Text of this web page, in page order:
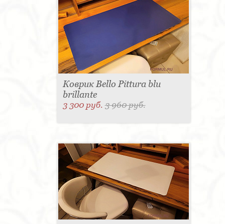
Коврик Bello Pittura blu
brillante
3 300 руб.3 960 руб.